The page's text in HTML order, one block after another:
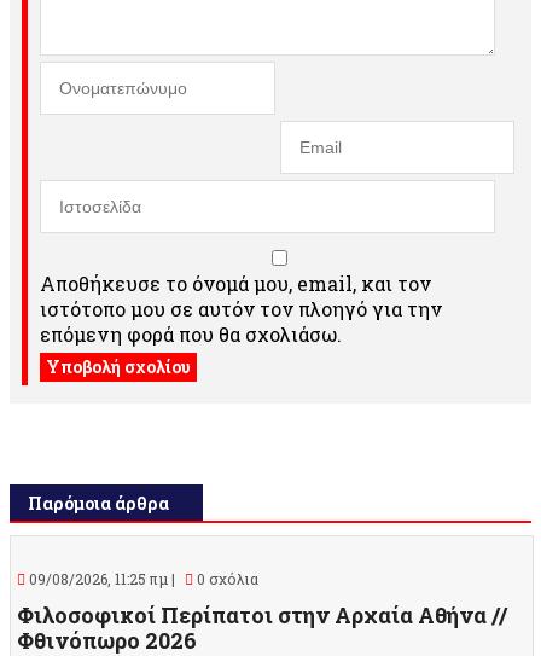
Αποθήκευσε το όνομά μου, email, και τον
ιστότοπο μου σε αυτόν τον πλοηγό για την
επόμενη φορά που θα σχολιάσω.
Παρόμοια άρθρα
09/08/2026, 11:25 πμ | 0 σχόλια
Φιλοσοφικοί Περίπατοι στην Αρχαία Αθήνα //
Φθινόπωρο 2026